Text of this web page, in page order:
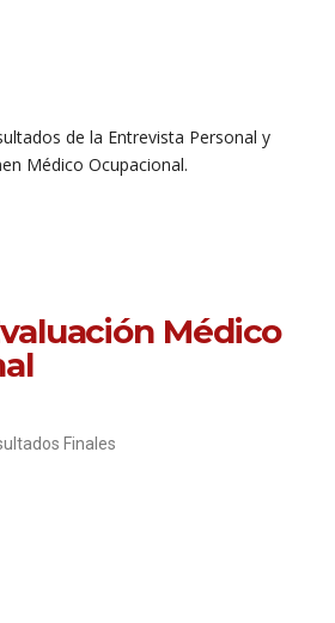
de la Entrevista Personal y
Médico Ocupacional.
Médico
Finales